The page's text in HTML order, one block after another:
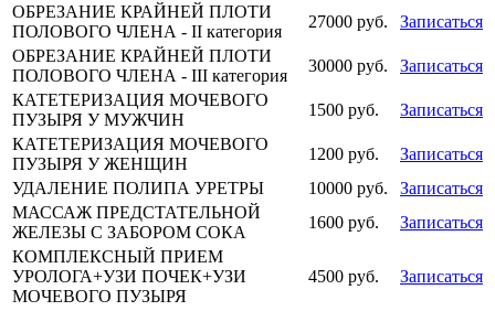
ОБРЕЗАНИЕ КРАЙНЕЙ ПЛОТИ
ПОЛОВОГО ЧЛЕНА - II категория
27000 руб.
Записаться
ОБРЕЗАНИЕ КРАЙНЕЙ ПЛОТИ
ПОЛОВОГО ЧЛЕНА - III категория
30000 руб.
Записаться
КАТЕТЕРИЗАЦИЯ МОЧЕВОГО
ПУЗЫРЯ У МУЖЧИН
1500 руб.
Записаться
КАТЕТЕРИЗАЦИЯ МОЧЕВОГО
ПУЗЫРЯ У ЖЕНЩИН
1200 руб.
Записаться
УДАЛЕНИЕ ПОЛИПА УРЕТРЫ
10000 руб.
Записаться
МАССАЖ ПРЕДСТАТЕЛЬНОЙ
ЖЕЛЕЗЫ С ЗАБОРОМ СОКА
1600 руб.
Записаться
КОМПЛЕКСНЫЙ ПРИЕМ
УРОЛОГА+УЗИ ПОЧЕК+УЗИ
МОЧЕВОГО ПУЗЫРЯ
4500 руб. Записаться